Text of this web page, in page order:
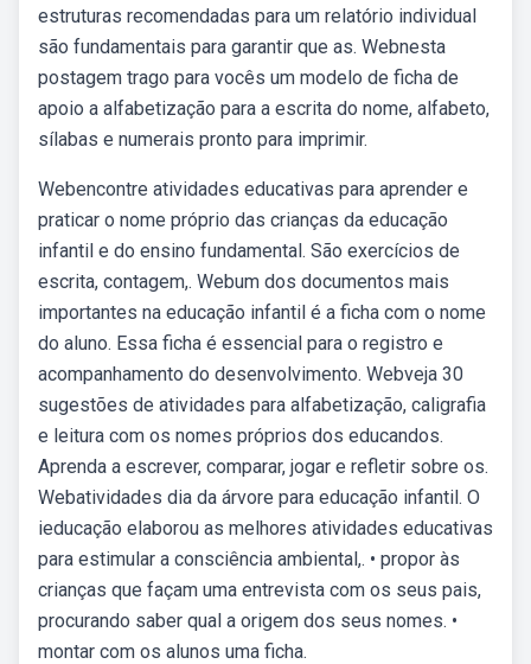
estruturas recomendadas para um relatório individual
são fundamentais para garantir que as. Webnesta
postagem trago para vocês um modelo de ficha de
apoio a alfabetização para a escrita do nome, alfabeto,
sílabas e numerais pronto para imprimir.
Webencontre atividades educativas para aprender e
praticar o nome próprio das crianças da educação
infantil e do ensino fundamental. São exercícios de
escrita, contagem,. Webum dos documentos mais
importantes na educação infantil é a ficha com o nome
do aluno. Essa ficha é essencial para o registro e
acompanhamento do desenvolvimento. Webveja 30
sugestões de atividades para alfabetização, caligrafia
e leitura com os nomes próprios dos educandos.
Aprenda a escrever, comparar, jogar e refletir sobre os.
Webatividades dia da árvore para educação infantil. O
ieducação elaborou as melhores atividades educativas
para estimular a consciência ambiental,. • propor às
crianças que façam uma entrevista com os seus pais,
procurando saber qual a origem dos seus nomes. •
montar com os alunos uma ficha.